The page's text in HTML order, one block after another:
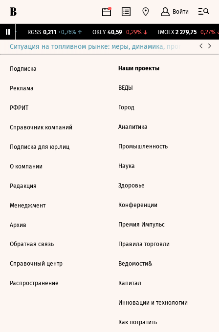
Войти
RGSS 0,211 +0,76%↑ OKEY 40,59 -0,29%↓ IMOEX 2 279,75 -0,27%↓
Ситуация на топливном рынке: меры, динамика, прогнозы
Подписка
Реклама
РФРИТ
Справочник компаний
Подписка для юр.лиц
О компании
Редакция
Менеджмент
Архив
Обратная связь
Справочный центр
Распространение
Наши проекты
ВЕДЫ
Город
Аналитика
Промышленность
Наука
Здоровье
Конференции
Премия Импульс
Правила торговли
Ведомости&
Капитал
Инновации и технологии
Как потратить